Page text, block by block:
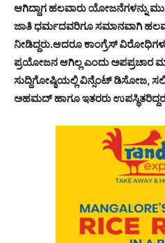
ಆಗಿದ್ದಾಗ ಹಲವಾರು ಯೋಜನೆಗಳನ್ನು
ಜಾತಿ ಧರ್ಮದವರಿಗೂ ಸಮಾನವಾಗಿ
ನೀಡಿದ್ದರು.ಆದರೂ ಕಾಂಗ್ರೆಸ್
ಪ್ರಯೋಜನ ಆಗಿಲ್ಲ ಎಂದು ಅಪಪ್ರಚಾರ
ಸುದ್ದಿಗೋಷ್ಠಿಯಲ್ಲಿ ವಿನ್ಸೆಂಟ್ ಡಿಸೋಜ,
ಅಹಮದ್ ಹಾಗೂ ಇತರರು